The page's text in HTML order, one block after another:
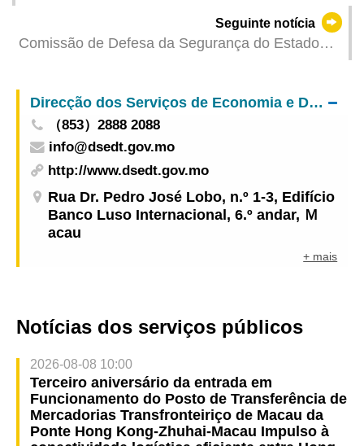
professores e alunos a Guangxi organizada pela
DSAMA para reforçar a consciência sobre
poupança de água
Seguinte notícia
Comissão de Defesa da Segurança do Estado
capacidade dos candidatos
Direcção dos Serviços de Economia e Desenvolvimento Tecnológico
（853）2888 2088
info@dsedt.gov.mo
http://www.dsedt.gov.mo
Rua Dr. Pedro José Lobo, n.º 1-3, Edifício
Banco Luso Internacional, 6.º andar, Ｍ
acau
+ mais
Notícias dos serviços públicos
2026-08-08 10:00
Terceiro aniversário da entrada em
Funcionamento do Posto de Transferência de
Mercadorias Transfronteiriço de Macau da
Ponte Hong Kong-Zhuhai-Macau Impulso à